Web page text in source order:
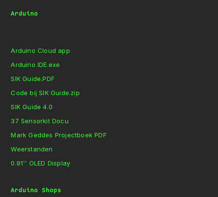
Arduino
Arduino Cloud app
Arduino IDE.exe
SIK Guide.PDF
Code bij SIK Guide.zip
SIK Guide 4.0
37 Sensorkit Docu
Mark Geddes Projectboek PDF
Weerstanden
0.91'' OLED Display
Arduino Shops